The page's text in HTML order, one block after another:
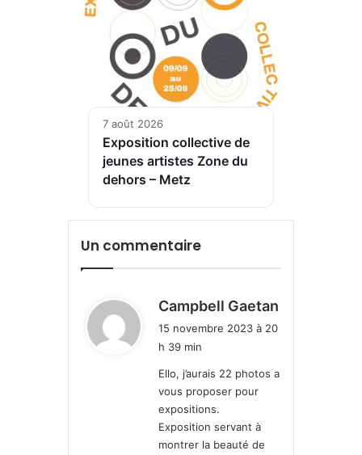
7 août 2026
Exposition collective de
jeunes artistes Zone du
dehors – Metz
Un commentaire
Campbell Gaetan
:
15 novembre 2023 à 20
h 39 min
Ello, j’aurais 22 photos a
vous proposer pour
expositions.
Exposition servant à
montrer la beauté de